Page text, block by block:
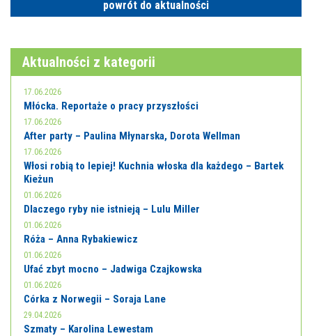
powrót do aktualności
Aktualności z kategorii
17.06.2026
Młócka. Reportaże o pracy przyszłości
17.06.2026
After party – Paulina Młynarska, Dorota Wellman
17.06.2026
Włosi robią to lepiej! Kuchnia włoska dla każdego – Bartek
Kieżun
01.06.2026
Dlaczego ryby nie istnieją – Lulu Miller
01.06.2026
Róża – Anna Rybakiewicz
01.06.2026
Ufać zbyt mocno – Jadwiga Czajkowska
01.06.2026
Córka z Norwegii – Soraja Lane
29.04.2026
Szmaty – Karolina Lewestam